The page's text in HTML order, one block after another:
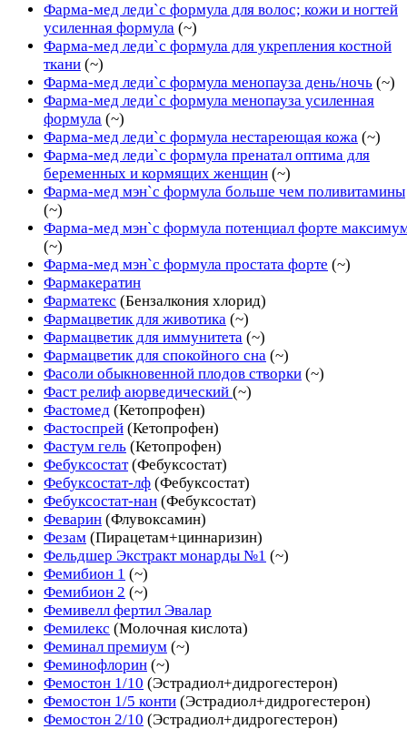
Фарма-мед леди`с формула для волос; кожи и ногтей
усиленная формула (~)
Фарма-мед леди`с формула для укрепления костной
ткани (~)
Фарма-мед леди`с формула менопауза день/ночь (~)
Фарма-мед леди`с формула менопауза усиленная
формула (~)
Фарма-мед леди`с формула нестареющая кожа (~)
Фарма-мед леди`с формула пренатал оптима для
беременных и кормящих женщин (~)
Фарма-мед мэн`с формула больше чем поливитамины
(~)
Фарма-мед мэн`с формула потенциал форте
(~)
Фарма-мед мэн`с формула простата форте (~)
Фармакератин
Фарматекс (Бензалкония хлорид)
Фармацветик для животика (~)
Фармацветик для иммунитета (~)
Фармацветик для спокойного сна (~)
Фасоли обыкновенной плодов створки (~)
Фаст релиф аюрведический (~)
Фастомед (Кетопрофен)
Фастоспрей (Кетопрофен)
Фастум гель (Кетопрофен)
Фебуксостат (Фебуксостат)
Фебуксостат-лф (Фебуксостат)
Фебуксостат-нан (Фебуксостат)
Феварин (Флувоксамин)
Фезам (Пирацетам+циннаризин)
Фельдшер Экстракт монарды №1 (~)
Фемибион 1 (~)
Фемибион 2 (~)
Фемивелл фертил Эвалар
Фемилекс (Молочная кислота)
Феминал премиум (~)
Феминофлорин (~)
Фемостон 1/10 (Эстрадиол+дидрогестерон)
Фемостон 1/5 конти (Эстрадиол+дидрогестерон)
Фемостон 2/10 (Эстрадиол+дидрогестерон)